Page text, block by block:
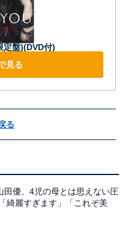
定盤)(DVD付)
見る
る
田優、4児の母とは思えない圧
綺麗すぎます」「これぞ美